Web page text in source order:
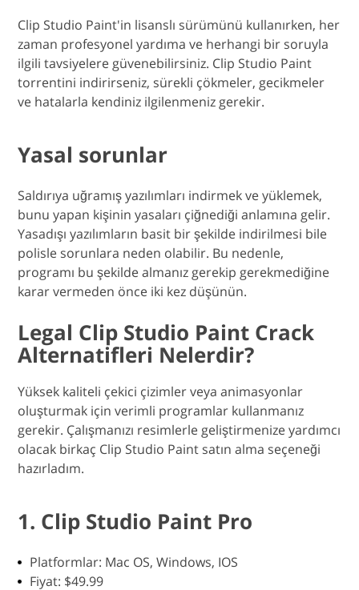
Clip Studio Paint'in lisanslı sürümünü kullanırken, her
zaman profesyonel yardıma ve herhangi bir soruyla
ilgili tavsiyelere güvenebilirsiniz. Clip Studio Paint
torrentini indirirseniz, sürekli çökmeler, gecikmeler
ve hatalarla kendiniz ilgilenmeniz gerekir.
Yasal sorunlar
Saldırıya uğramış yazılımları indirmek ve yüklemek,
bunu yapan kişinin yasaları çiğnediği anlamına gelir.
Yasadışı yazılımların basit bir şekilde indirilmesi bile
polisle sorunlara neden olabilir. Bu nedenle,
programı bu şekilde almanız gerekip gerekmediğine
karar vermeden önce iki kez düşünün.
Legal Clip Studio Paint Crack
Alternatifleri Nelerdir?
Yüksek kaliteli çekici çizimler veya animasyonlar
oluşturmak için verimli programlar kullanmanız
gerekir. Çalışmanızı resimlerle geliştirmenize yardımcı
olacak birkaç Clip Studio Paint satın alma seçeneği
hazırladım.
1. Clip Studio Paint Pro
Platformlar: Mac OS, Windows, IOS
Fiyat: $49.99